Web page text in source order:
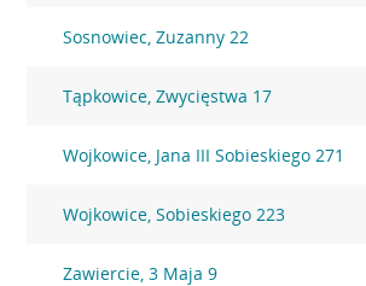
Sosnowiec, Zuzanny 22
Tąpkowice, Zwycięstwa 17
Wojkowice, Jana III Sobieskiego 271
Wojkowice, Sobieskiego 223
Zawiercie, 3 Maja 9